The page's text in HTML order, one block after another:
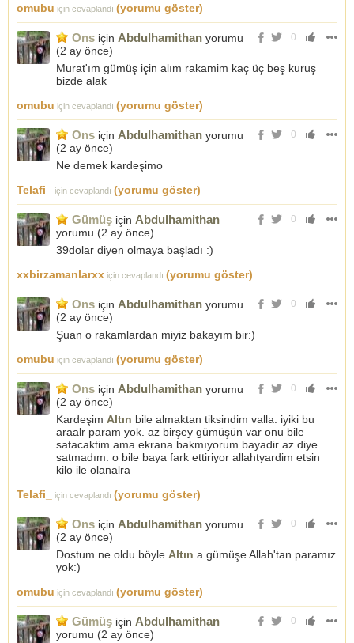
omubu için cevaplandı (yorumu göster)
0
Ons için Abdulhamithan yorumu
(2 ay önce)
Murat'ım gümüş için alım rakamim kaç üç beş kuruş
bizde alak
omubu için cevaplandı (yorumu göster)
0
Ons için Abdulhamithan yorumu
(2 ay önce)
Ne demek kardeşimo
Telafi_
için cevaplandı (yorumu göster)
0
Gümüş için Abdulhamithan
yorumu (2 ay önce)
39dolar diyen olmaya başladı :)
xxbirzamanlarxx için cevaplandı (yorumu göster)
0
Ons için Abdulhamithan yorumu
(2 ay önce)
Şuan o rakamlardan miyiz bakayım bir:)
omubu için cevaplandı (yorumu göster)
0
Ons için Abdulhamithan yorumu
(2 ay önce)
Kardeşim Altın bile almaktan tiksindim valla. iyiki bu
araalr param yok. az birşey gümüşün var onu bile
satacaktim ama ekrana bakmıyorum bayadir az diye
satmadım. o bile baya fark ettiriyor allahtyardim etsin
kilo ile olanalra
Telafi_
için cevaplandı (yorumu göster)
0
Ons için Abdulhamithan yorumu
(2 ay önce)
Dostum ne oldu böyle Altın a gümüşe Allah'tan paramız
yok:)
omubu için cevaplandı (yorumu göster)
0
Gümüş için Abdulhamithan
yorumu (2 ay önce)